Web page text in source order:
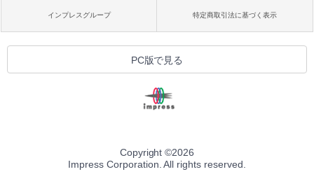
インプレスグループ 特定商取引法に基づく表示
PC版で見る
Copyright ©2026
Impress Corporation. All rights reserved.